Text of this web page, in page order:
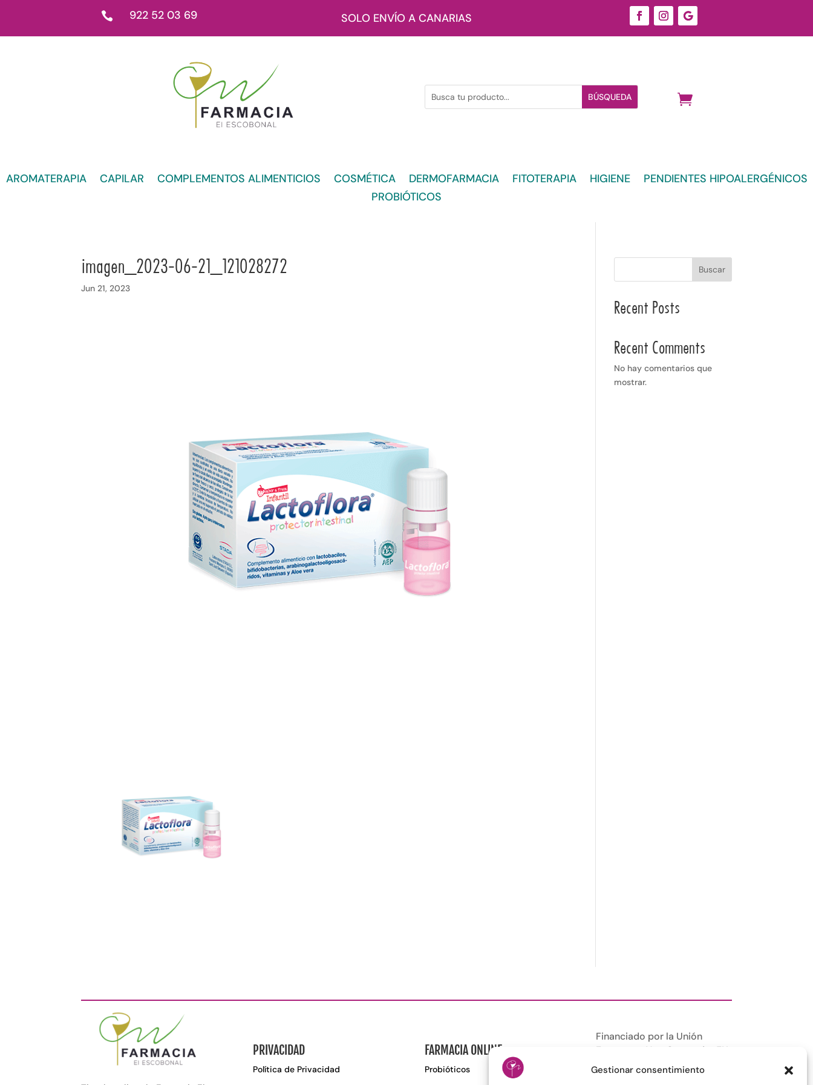
Gestionar consentimiento
 922 52 03 69 SOLO ENVÍO A CANARIAS
AROMATERAPIA CAPILAR COMPLEMENTOS ALIMENTICIOS COSMÉTICA DERMOFARMACIA FITOTERAPIA HIGIENE
PENDIENTES HIPOALERGÉNICOS
PROBIÓTICOS
imagen_2023-06-21_121028272
Jun 21, 2023
Buscar
Recent Posts
Recent Comments
No hay comentarios que
mostrar.
PRIVACIDAD
Política de Privacidad
FARMACIA ONLINE
Probióticos
Financiado por la Unión
Europea – NextGenerationEU